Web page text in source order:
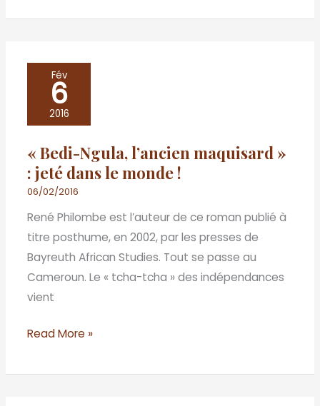
Fév
6
2016
« Bedi-Ngula, l’ancien maquisard »
: jeté dans le monde !
06/02/2016
René Philombe est l’auteur de ce roman publié à
titre posthume, en 2002, par les presses de
Bayreuth African Studies. Tout se passe au
Cameroun. Le « tcha-tcha » des indépendances
vient
Bedi-
Ngula,
maquisard
»
:
jeté
dans
le
monde
!
Read More »